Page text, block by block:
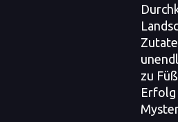
zu
Erfolg